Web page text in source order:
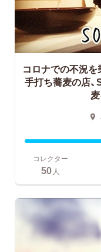
コロナでの不況を
手打ち蕎麦の店
コレクター
50 人